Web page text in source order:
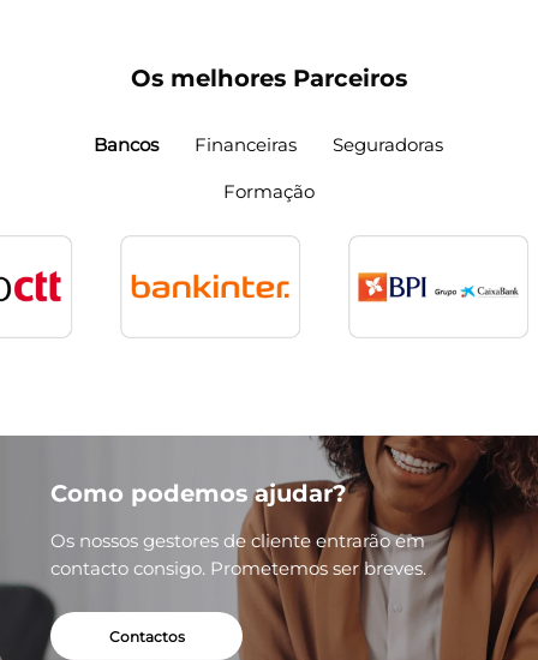
Os melhores Parceiros
Bancos Financeiras Seguradoras
Formação
Como podemos ajudar?
Os nossos gestores de cliente entrarão em
contacto consigo. Prometemos ser breves.
Contactos